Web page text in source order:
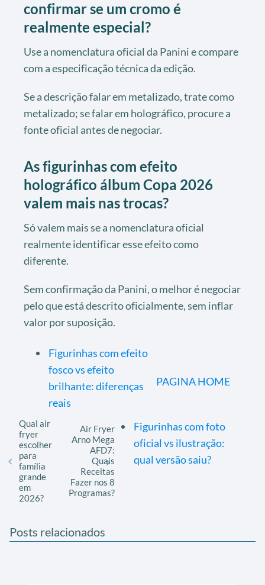
confirmar se um cromo é
realmente especial?
Use a nomenclatura oficial da Panini e compare
com a especificação técnica da edição.
Se a descrição falar em metalizado, trate como
metalizado; se falar em holográfico, procure a
fonte oficial antes de negociar.
As figurinhas com efeito
holográfico álbum Copa 2026
valem mais nas trocas?
Só valem mais se a nomenclatura oficial
realmente identificar esse efeito como
diferente.
Sem confirmação da Panini, o melhor é negociar
pelo que está descrito oficialmente, sem inflar
valor por suposição.
Figurinhas com efeito
fosco vs efeito
brilhante: diferenças
reais
Figurinhas com foto
oficial vs ilustração:
qual versão saiu?
PAGINA HOME
Qual air
fryer
escolher
para
família
grande
em
2026?
Air Fryer
Arno Mega
AFD7:
Quais
Receitas
Fazer nos 8
Programas?
Posts relacionados